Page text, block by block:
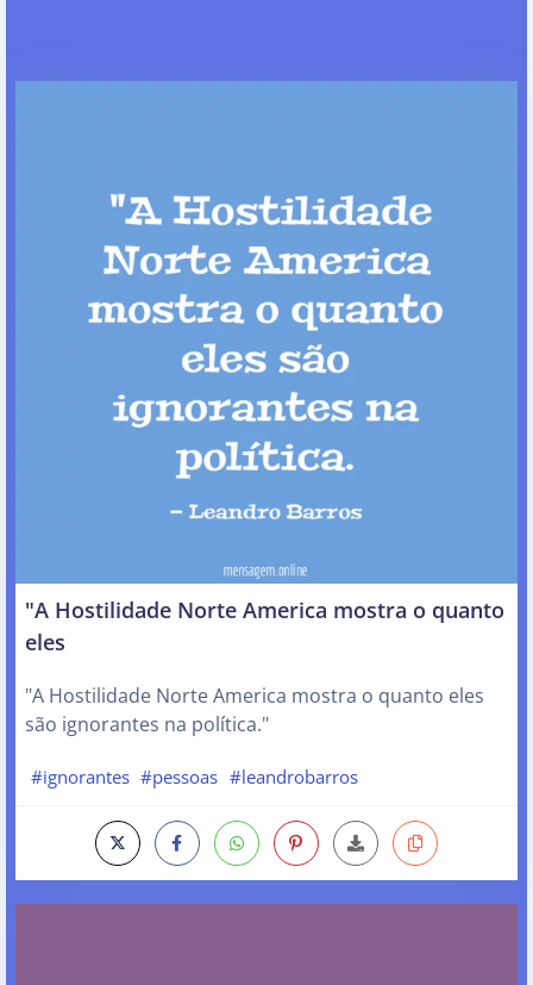
‎"A Hostilidade Norte America mostra o quanto
eles
‎"A Hostilidade Norte America mostra o quanto eles
são ignorantes na política."
#ignorantes #pessoas #leandrobarros